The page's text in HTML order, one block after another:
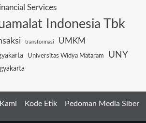
Services
Indonesia Tbk
transformasi UMKM
Universitas Widya Mataram UNY
Kode Etik Pedoman Media Siber